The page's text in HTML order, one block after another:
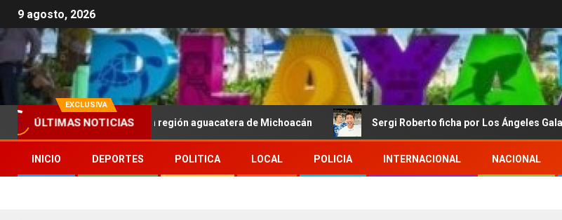
9 agosto, 2026
EXCLUSIVA
ÚLTIMAS NOTICIAS
la seguridad en región aguacatera de Michoacán Sergi Roberto ficha por Los Ángeles Galaxy como
INICIO DEPORTES POLITICA LOCAL POLICIA INTERNACIONAL NACIONAL